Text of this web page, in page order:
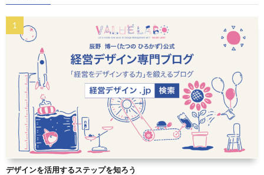
デザインを活用するステップを知ろう